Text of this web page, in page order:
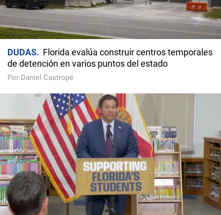
DUDAS
Florida evalúa construir centros temporales
de detención en varios puntos del estado
Por Daniel Castropé